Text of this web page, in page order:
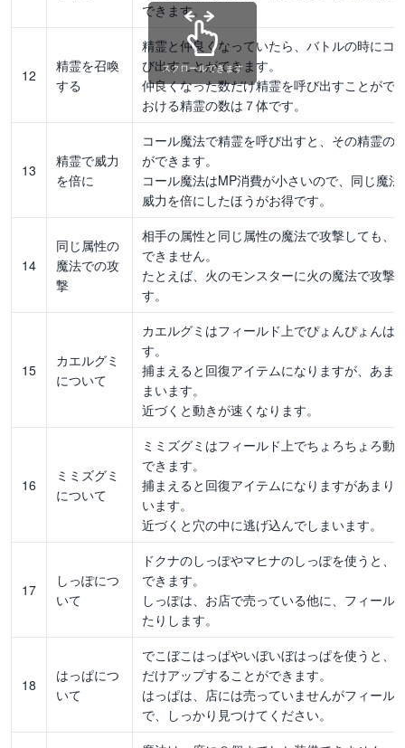
できます。
12
精霊を召喚
する
精霊と仲良くなっていたら、バトルの時にコ
び出すことができます。
仲良くなった数だけ精霊を呼び出すことがで
おける精霊の数は７体です。
13
精霊で威力
を倍に
コール魔法で精霊を呼び出すと、その精霊の
ができます。
コール魔法はMP消費が小さいので、同じ魔
威力を倍にしたほうがお得です。
14
同じ属性の
魔法での攻
撃
相手の属性と同じ属性の魔法で攻撃しても、
できません。
たとえば、火のモンスターに火の魔法で攻撃
す。
15
カエルグミ
について
カエルグミはフィールド上でぴょんぴょんは
す。
捕まえると回復アイテムになりますが、あま
まいます。
近づくと動きが速くなります。
16
ミミズグミ
について
ミミズグミはフィールド上でちょろちょろ動
できます。
捕まえると回復アイテムになりますがあまり
います。
近づくと穴の中に逃げ込んでしまいます。
17
しっぽにつ
いて
ドクナのしっぽやマヒナのしっぽを使うと、
できます。
しっぽは、お店で売っている他に、フィール
たりします。
18
はっぱにつ
いて
でこぼこはっぱやいぼいぼはっぱを使うと、
だけアップすることができます。
はっぱは、店には売っていませんがフィール
で、しっかり見つけてください。
スクロールできます